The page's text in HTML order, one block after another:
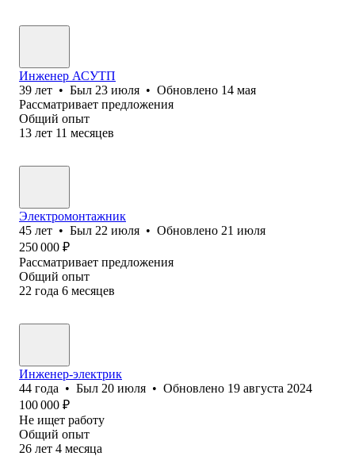
Инженер АСУТП
39 лет • Был 23 июля • Обновлено 14 мая
Рассматривает предложения
Общий опыт
13 лет 11 месяцев
Электромонтажник
45 лет • Был 22 июля • Обновлено 21 июля
250 000 ₽
Рассматривает предложения
Общий опыт
22 года 6 месяцев
Инженер-электрик
44 года • Был 20 июля • Обновлено 19 августа 2024
100 000 ₽
Не ищет работу
Общий опыт
26 лет 4 месяца